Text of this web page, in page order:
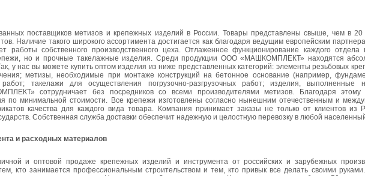
поставщиков метизов и крепежных изделий в России. Товары представлены свыше, чем в 20
Наличие такого широкого ассортимента достигается как благодаря ведущим европейским
работы собственного производственного цеха. Отлаженное функционирование каждого отдела
но и прочные такелажные изделия. Среди продукции ООО «МАШКОМПЛЕКТ» находятся
у нас вы можете купить оптом изделия из ниже представленных категорий: элементы резьбовых
метизы, необходимые при монтаже конструкций на бетонное основание (например,
такелажи для осуществления погрузочно-разгрузочных работ; изделия, выполненные
сотрудничает без посредников со всеми производителями метизов. Благодаря этому
минимальной стоимости. Все крепежи изготовлены согласно нынешним отечественным и
качества для каждого вида товара. Компания принимает заказы не только от клиентов из
Собственная служба доставки обеспечит надежную и целостную перевозку в любой
и расходных материалов
и оптовой продаже крепежных изделий и инструмента от российских и зарубежных
кто занимается профессиональным строительством и тем, кто привык все делать своими